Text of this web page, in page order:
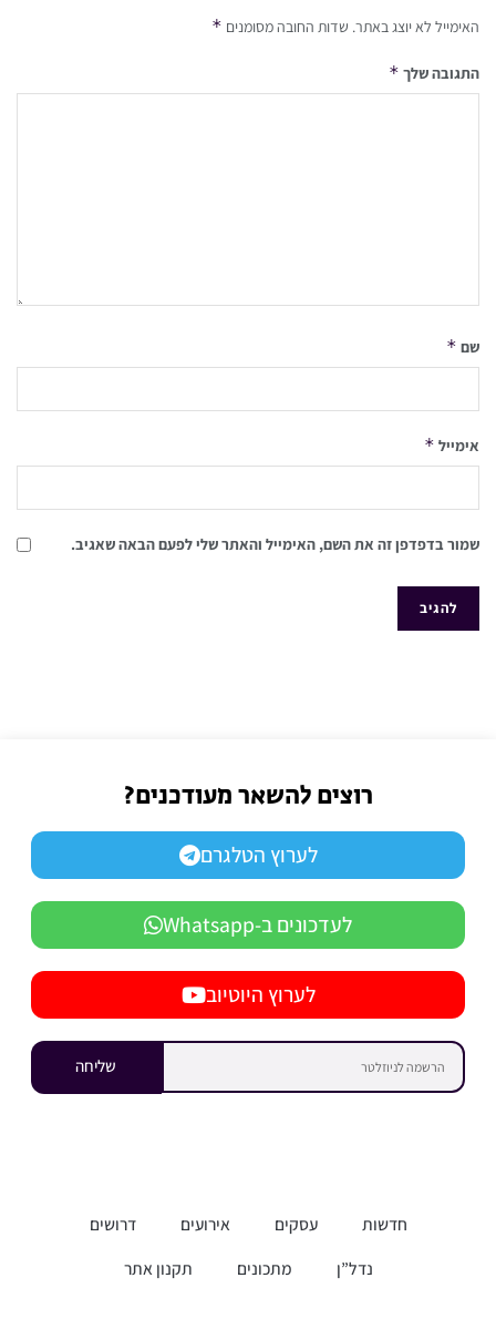
האימייל לא יוצג באתר. שדות החובה מסומנים *
התגובה שלך *
שם *
אימייל *
שמור בדפדפן זה את השם, האימייל והאתר שלי לפעם הבאה שאגיב.
רוצים להשאר מעודכנים?
לערוץ הטלגרם
לעדכונים ב-Whatsapp
לערוץ היוטיוב
שליחה
חדשות עסקים אירועים
דרושים
נדל”ן
מתכונים תקנון אתר